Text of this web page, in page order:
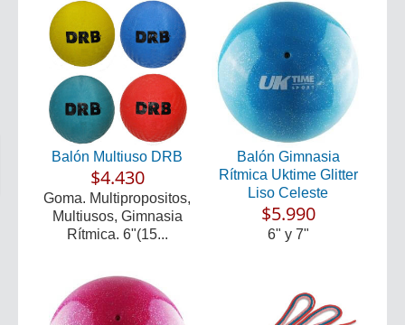
Balón Multiuso DRB
$4.430
Goma. Multipropositos,
Multiusos, Gimnasia
Rítmica. 6"(15...
Balón Gimnasia
Rítmica Uktime Glitter
Liso Celeste
$5.990
6" y 7"